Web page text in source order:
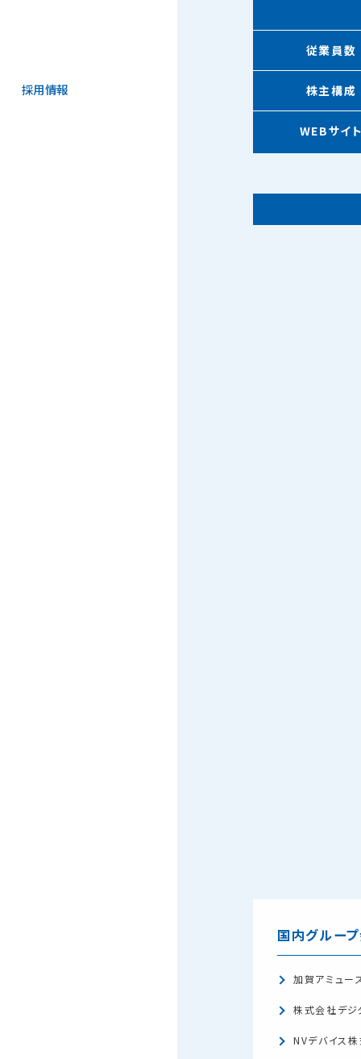
採用情報
従業員数
株主構成
WEBサイ
国内グルー
加賀アミュー
株式会社デジ
NVデバイス